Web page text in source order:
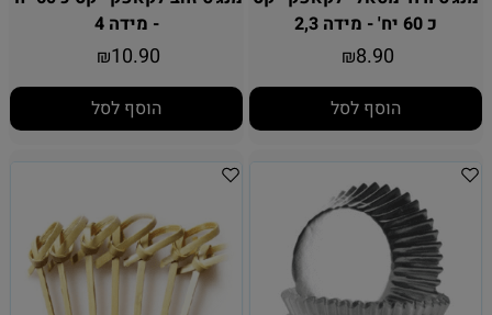
כ 60 יח' - מידה 2,3
₪8.90
הוסף לסל
- מידה 4
₪10.90
הוסף לסל